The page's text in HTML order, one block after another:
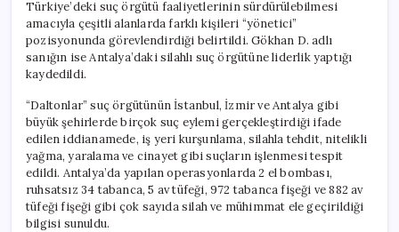
Türkiye’deki suç örgütü faaliyetlerinin sürdürülebilmesi
amacıyla çeşitli alanlarda farklı kişileri “yönetici”
pozisyonunda görevlendirdiği belirtildi. Gökhan D. adlı
sanığın ise Antalya’daki silahlı suç örgütüne liderlik yaptığı
kaydedildi.
“Daltonlar” suç örgütünün İstanbul, İzmir ve Antalya gibi
büyük şehirlerde birçok suç eylemi gerçekleştirdiği ifade
edilen iddianamede, iş yeri kurşunlama, silahla tehdit, nitelikli
yağma, yaralama ve cinayet gibi suçların işlenmesi tespit
edildi. Antalya’da yapılan operasyonlarda 2 el bombası,
ruhsatsız 34 tabanca, 5 av tüfeği, 972 tabanca fişeği ve 882 av
tüfeği fişeği gibi çok sayıda silah ve mühimmat ele geçirildiği
bilgisi sunuldu.